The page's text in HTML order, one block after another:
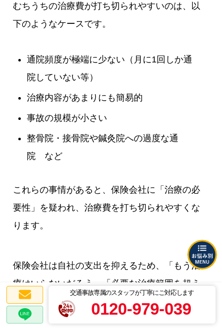
交通事故専属のスタッフが丁寧にご対応します
0120-979-039
むちうちの治療費が打ち切られやすいのは、以
下のようなケースです。
通院頻度が極端に少ない（月に1回しか通
院していない等）
治療内容があまりにも簡易的
事故の規模が小さい
整骨院・接骨院や鍼灸院への過度な通
院 など
これらの事情があると、保険会社に「治療の必
要性」を疑われ、治療費を打ち切られやすくな
ります。
保険会社は自社の支出を抑えるため、「もう治
療はいらないだろう」「必要な治療範囲を超え
ている」と判断した場合、治療費の打ち切りに
踏み切るのが一般的です。